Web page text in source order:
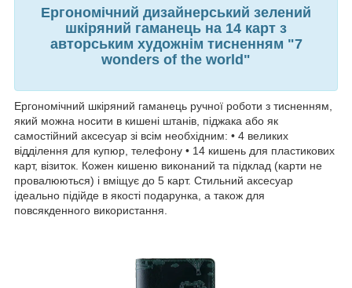
Ергономічний дизайнерський зелений
шкіряний гаманець на 14 карт з
авторським художнім тисненням "7
wonders of the world"
Ергономічний шкіряний гаманець ручної роботи з тисненням,
який можна носити в кишені штанів, піджака або як
самостійний аксесуар зі всім необхідним: • 4 великих
відділення для купюр, телефону • 14 кишень для пластикових
карт, візиток. Кожен кишеню виконаний та підклад (карти не
провалюються) і вміщує до 5 карт. Стильний аксесуар
ідеально підійде в якості подарунка, а також для
повсякденного використання.